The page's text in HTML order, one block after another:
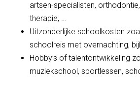
artsen-specialisten,
therapie, …
Uitzonderlijke schoolkosten
schoolreis met overnachting,
Hobby’s of talentontwikkeling
muziekschool, sportlessen,